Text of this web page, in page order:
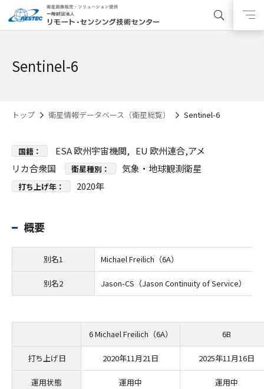
Sentinel-6
トップ 衛星情報データベース（衛星総覧） Sentinel-6
国籍： ESA 欧州宇宙機関, EU 欧州連合,アメ
リカ合衆国
衛星種別： 気象・地球観測衛星
打ち上げ年： 2020年
概要
別名1 Michael Freilich（6A）
別名2 Jason-CS（Jason Continuity of Service）
6 Michael Freilich（6A） 6B
打ち上げ日 2020年11月21日 2025年11月16日
運用状態 運用中 運用中